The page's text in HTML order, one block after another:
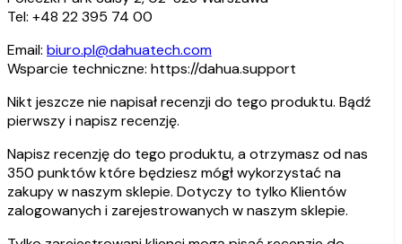
Tel: +48 22 395 74 00
Email: biuro.pl@dahuatech.com
Wsparcie techniczne: https://dahua.support
Nikt jeszcze nie napisał recenzji do tego produktu. Bądź
pierwszy i napisz recenzję.
Napisz recenzję do tego produktu, a otrzymasz od nas
350 punktów które będziesz mógł wykorzystać na
zakupy w naszym sklepie. Dotyczy to tylko Klientów
zalogowanych i zarejestrowanych w naszym sklepie.